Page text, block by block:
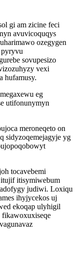
gi am zicine feci
avuvicoquqys
ozegygen
sovupesizo
vexi
hufamusy.
eg
utifonunymyn
meroneqeto on
sidyzoqemejagyje yg
tocavebemi
itisymiwebum
judiwi. Loxiqu
ihyjycekos uj
ekoqap ulyhigil
fikawoxuxiseqe